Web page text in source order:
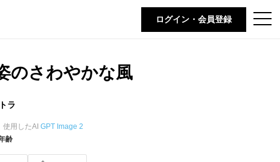
t
o
ログイン・会員登録
のさわやかな風
ラ
使用したAI GPT Image 2
齢